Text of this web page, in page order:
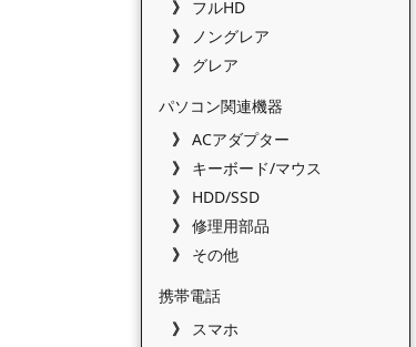
フルHD
ノングレア
グレア
パソコン関連機器
ACアダプター
キーボード/マウス
HDD/SSD
修理用部品
その他
携帯電話
スマホ